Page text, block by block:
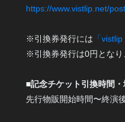
https://www.vistlip.net/
※引換券発行には 「
※引換券発行は0円となり
■記念チケット引換時間・
先行物販開始時間〜終演